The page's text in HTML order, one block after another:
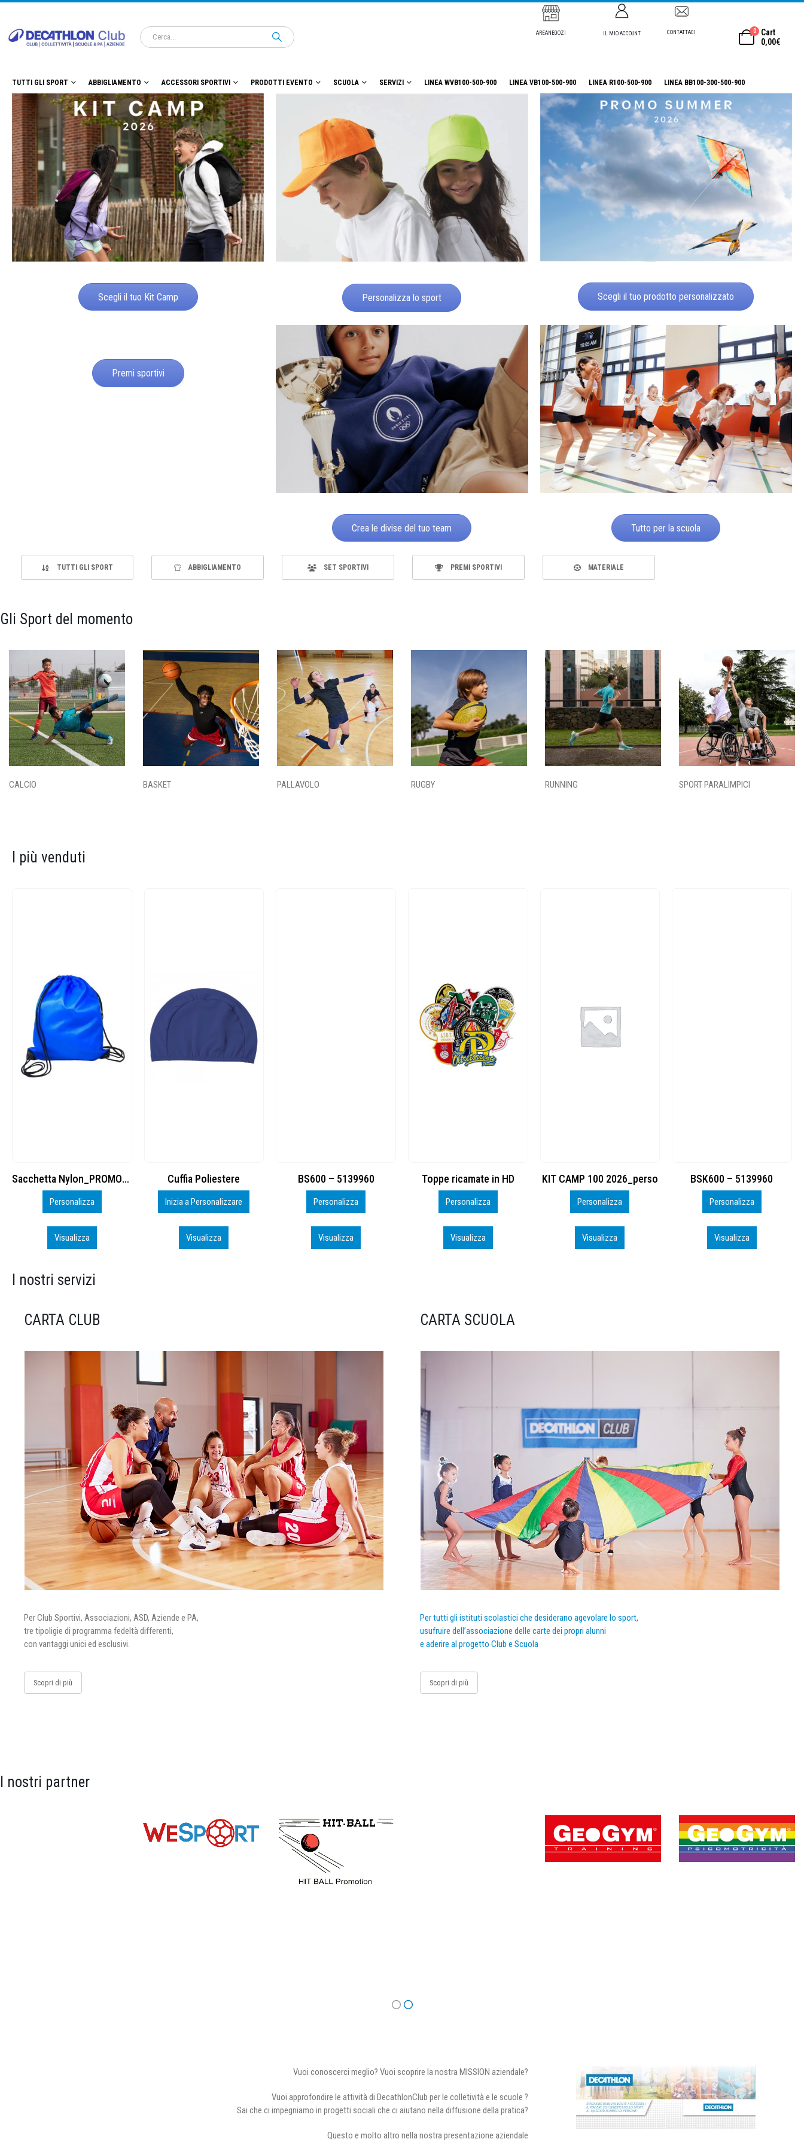
AREANEGOZI IL MIO ACCOUNT CONTATTACI 0
Cart
0,00€
TUTTI GLI SPORT ABBIGLIAMENTO ACCESSORI SPORTIVI PRODOTTI EVENTO SCUOLA SERVIZI LINEA WVB100-500-900 LINEA VB100-500-900 LINEA R100-500-900 LINEA BB100-300-500-900
Scegli il tuo Kit Camp Personalizza lo sport Scegli il tuo prodotto personalizzato
Premi sportivi
Crea le divise del tuo team Tutto per la scuola
TUTTI GLI SPORT ABBIGLIAMENTO SET SPORTIVI PREMI SPORTIVI MATERIALE
Gli Sport del momento
CALCIO BASKET PALLAVOLO RUGBY RUNNING SPORT PARALIMPICI
I più venduti
Cuffia Poliestere
Inizia a Personalizzare
Visualizza
BS600 – 5139960
Personalizza
Visualizza
Toppe ricamate in HD
Personalizza
Visualizza
KIT CAMP 100 2026_perso
Personalizza
Visualizza
BSK600 – 5139960
Personalizza
Visualizza
DTF
Personalizza
Visualizza
I nostri servizi
CARTA CLUB
Per Club Sportivi, Associazioni, ASD, Aziende e PA,
tre tipoligie di programma fedeltà differenti,
con vantaggi unici ed esclusivi.
Scopri di più
CARTA SCUOLA
Per tutti gli istituti scolastici che desiderano agevolare lo sport,
usufruire dell’associazione delle carte dei propri alunni
e aderire al progetto Club e Scuola
Scopri di più
I nostri partner
Vuoi conoscerci meglio? Vuoi scoprire la nostra MISSION aziendale?
Vuoi approfondire le attività di DecathlonClub per le colletività e le scuole ?
Sai che ci impegniamo in progetti sociali che ci aiutano nella diffusione della pratica?
Questo e molto altro nella nostra presentazione aziendale